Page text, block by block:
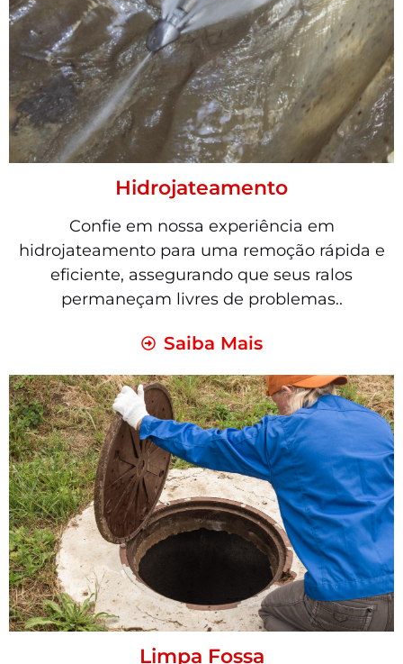
Hidrojateamento
Confie em nossa experiência em
hidrojateamento para uma remoção rápida e
eficiente, assegurando que seus ralos
permaneçam livres de problemas..
Saiba Mais
Limpa Fossa